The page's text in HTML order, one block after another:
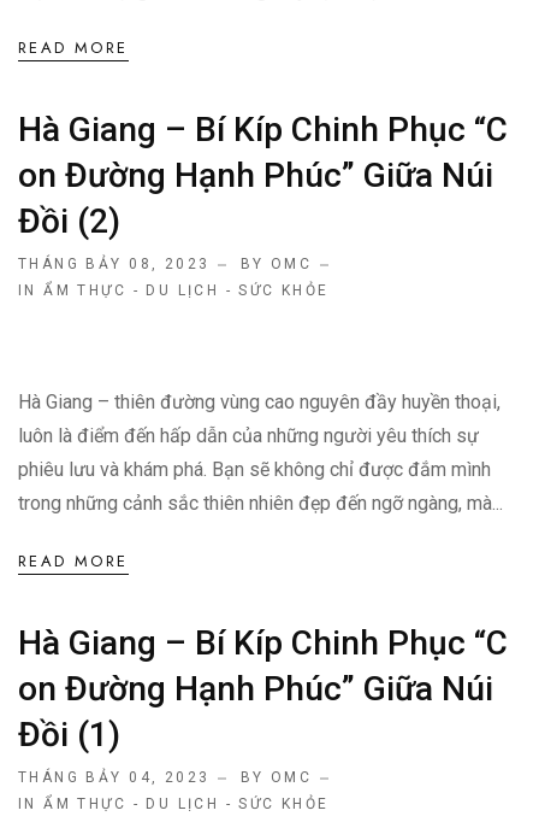
READ MORE
Hà Giang – Bí Kíp Chinh Phục “C
On Đường Hạnh Phúc” Giữa Núi
Đồi (2)
THÁNG BẢY 08, 2023
BY OMC
INẨM THỰC - DU LỊCH - SỨC KHỎE
Hà Giang – thiên đường vùng cao nguyên đầy huyền thoại,
luôn là điểm đến hấp dẫn của những người yêu thích sự
phiêu lưu và khám phá. Bạn sẽ không chỉ được đắm mình
trong những cảnh sắc thiên nhiên đẹp đến ngỡ ngàng, mà...
READ MORE
Hà Giang – Bí Kíp Chinh Phục “c
On Đường Hạnh Phúc” Giữa Núi
Đồi (1)
THÁNG BẢY 04, 2023
BY OMC
INẨM THỰC - DU LỊCH - SỨC KHỎE